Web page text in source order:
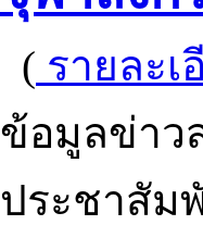
( รายละเ
ข้อมูลข่าว
ประชาสัม